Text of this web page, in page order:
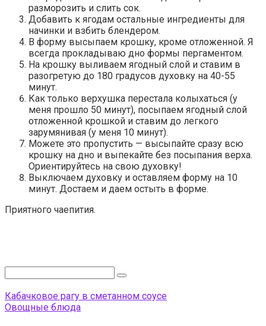
разморозить и слить сок.
Добавить к ягодам остальные ингредиенты для
начинки и взбить блендером.
В форму высыпаем крошку, кроме отложенной. Я
всегда прокладываю дно формы пергаментом.
На крошку выливаем ягодный слой и ставим в
разогретую до 180 градусов духовку на 40-55
минут.
Как только верхушка перестала колыхаться (у
меня прошло 50 минут), посыпаем ягодный слой
отложенной крошкой и ставим до легкого
зарумянивая (у меня 10 минут).
Можете это пропустить — высыпайте сразу всю
крошку на дно и выпекайте без посыпания верха.
Ориентируйтесь на свою духовку!
Выключаем духовку и оставляем форму на 10
минут. Достаем и даем остыть в форме.
Приятного чаепития.
Кабачковое рагу в сметанном соусе
Овощные блюда